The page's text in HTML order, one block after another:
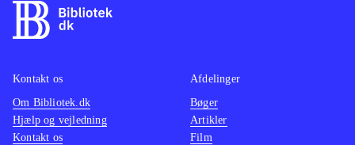
Kontakt os
Om Bibliotek.dk
Hjælp og vejledning
Kontakt os
Afdelinger
Bøger
Artikler
Film